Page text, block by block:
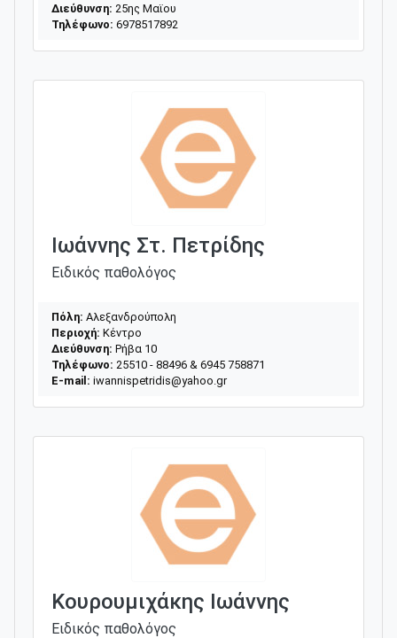
Διεύθυνση: 25ης Μαϊου
Τηλέφωνο: 6978517892
Ιωάννης Στ. Πετρίδης
Ειδικός παθολόγος
Πόλη: Αλεξανδρούπολη
Περιοχή: Κέντρο
Διεύθυνση: Ρήβα 10
Τηλέφωνο: 25510 - 88496 & 6945 758871
E-mail: iwannispetridis@yahoo.gr
Κουρουμιχάκης Ιωάννης
Ειδικός παθολόγος